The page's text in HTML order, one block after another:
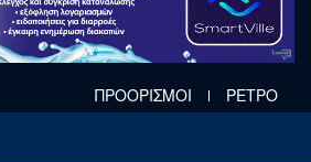
ΠΡΟΟΡΙΣΜΟΙ ΡΕΤΡΟ